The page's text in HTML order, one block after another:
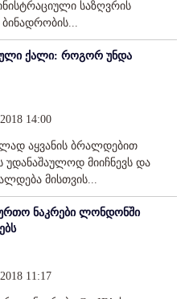
საზღვრის
ქალი: როგორ უნდა
14:00
აყვანის ბრალდებით
უდანაშაულოდ მიიჩნევს და
მისთვის...
ნაკრები ლონდონში
11:17